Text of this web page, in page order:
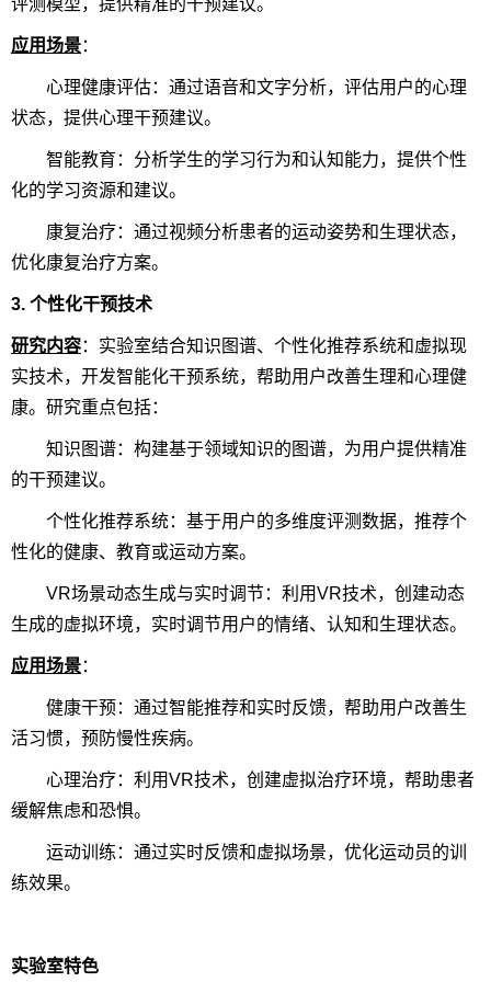
评测模型，提供精准的干预建议。
应用场景：
心理健康评估：通过语音和文字分析，评估用户的心理
状态，提供心理干预建议。
智能教育：分析学生的学习行为和认知能力，提供个性
化的学习资源和建议。
康复治疗：通过视频分析患者的运动姿势和生理状态，
优化康复治疗方案。
3. 个性化干预技术
研究内容：实验室结合知识图谱、个性化推荐系统和虚拟现
实技术，开发智能化干预系统，帮助用户改善生理和心理健
康。研究重点包括：
知识图谱：构建基于领域知识的图谱，为用户提供精准
的干预建议。
个性化推荐系统：基于用户的多维度评测数据，推荐个
性化的健康、教育或运动方案。
VR场景动态生成与实时调节：利用VR技术，创建动态
生成的虚拟环境，实时调节用户的情绪、认知和生理状态。
应用场景：
健康干预：通过智能推荐和实时反馈，帮助用户改善生
活习惯，预防慢性疾病。
心理治疗：利用VR技术，创建虚拟治疗环境，帮助患者
缓解焦虑和恐惧。
运动训练：通过实时反馈和虚拟场景，优化运动员的训
练效果。
实验室特色